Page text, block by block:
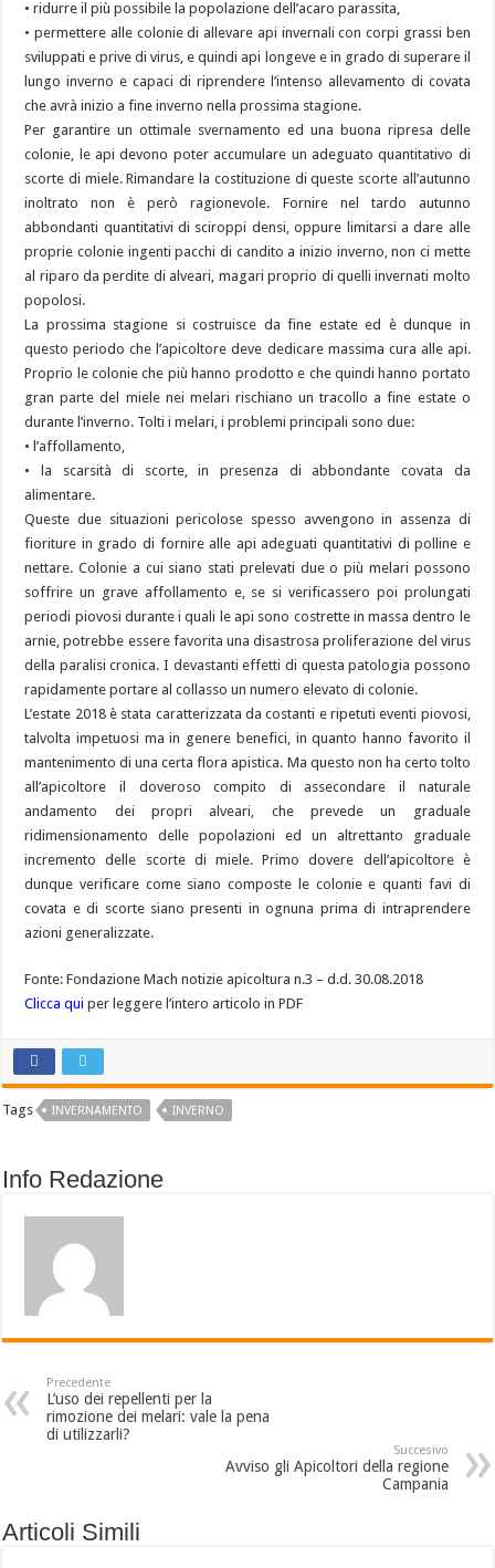
• ridurre il più possibile la popolazione dell’acaro parassita,
• permettere alle colonie di allevare api invernali con corpi grassi ben
sviluppati e prive di virus, e quindi api longeve e in grado di superare il
lungo inverno e capaci di riprendere l’intenso allevamento di covata
che avrà inizio a fine inverno nella prossima stagione.
Per garantire un ottimale svernamento ed una buona ripresa delle
colonie, le api devono poter accumulare un adeguato quantitativo di
scorte di miele. Rimandare la costituzione di queste scorte all’autunno
inoltrato non è però ragionevole. Fornire nel tardo autunno
abbondanti quantitativi di sciroppi densi, oppure limitarsi a dare alle
proprie colonie ingenti pacchi di candito a inizio inverno, non ci mette
al riparo da perdite di alveari, magari proprio di quelli invernati molto
popolosi.
La prossima stagione si costruisce da fine estate ed è dunque in
questo periodo che l’apicoltore deve dedicare massima cura alle api.
Proprio le colonie che più hanno prodotto e che quindi hanno portato
gran parte del miele nei melari rischiano un tracollo a fine estate o
durante l’inverno. Tolti i melari, i problemi principali sono due:
• l’affollamento,
• la scarsità di scorte, in presenza di abbondante covata da
alimentare.
Queste due situazioni pericolose spesso avvengono in assenza di
fioriture in grado di fornire alle api adeguati quantitativi di polline e
nettare. Colonie a cui siano stati prelevati due o più melari possono
soffrire un grave affollamento e, se si verificassero poi prolungati
periodi piovosi durante i quali le api sono costrette in massa dentro le
arnie, potrebbe essere favorita una disastrosa proliferazione del virus
della paralisi cronica. I devastanti effetti di questa patologia possono
rapidamente portare al collasso un numero elevato di colonie.
L’estate 2018 è stata caratterizzata da costanti e ripetuti eventi piovosi,
talvolta impetuosi ma in genere benefici, in quanto hanno favorito il
mantenimento di una certa flora apistica. Ma questo non ha certo tolto
all’apicoltore il doveroso compito di assecondare il naturale
andamento dei propri alveari, che prevede un graduale
ridimensionamento delle popolazioni ed un altrettanto graduale
incremento delle scorte di miele. Primo dovere dell’apicoltore è
dunque verificare come siano composte le colonie e quanti favi di
covata e di scorte siano presenti in ognuna prima di intraprendere
azioni generalizzate.
Fonte: Fondazione Mach notizie apicoltura n.3 – d.d. 30.08.2018
Clicca qui per leggere l’intero articolo in PDF
Tags INVERNAMENTO INVERNO
Info Redazione
Precedente
L’uso dei repellenti per la
rimozione dei melari: vale la pena
di utilizzarli?
Succesivo
Avviso gli Apicoltori della regione
Campania
Articoli Simili